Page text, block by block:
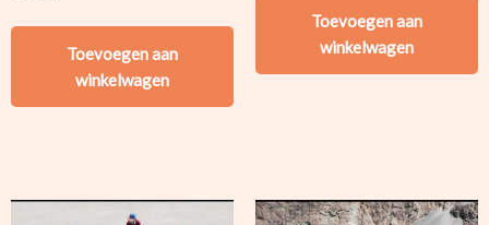
Toevoegen aan
winkelwagen
Toevoegen aan
winkelwagen